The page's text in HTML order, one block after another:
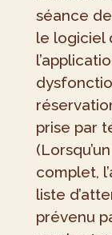
séance
le logiciel
prise par
complet,
liste
prévenu